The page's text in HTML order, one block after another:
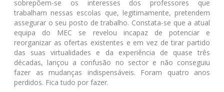
sobrepõem-se os interesses dos professores que
trabalham nessas escolas que, legitimamente, pretendem
assegurar o seu posto de trabalho. Constata-se que a atual
equipa do MEC se revelou incapaz de potenciar e
reorganizar as ofertas existentes e em vez de tirar partido
das suas virtualidades e da experiência de quase três
décadas, lançou a confusão no sector e não conseguiu
fazer as mudanças indispensáveis. Foram quatro anos
perdidos. Fica tudo por fazer.